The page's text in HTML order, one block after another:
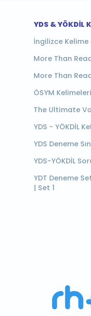
YDS & YÖKDİL
İngilizce Kelime
More Than
More Than
ÖSYM Kelimeleri
The Ultimate
YDS - YÖKDİL
YDS Deneme
YDS-YÖKDİL
YDT Deneme
| Set 1